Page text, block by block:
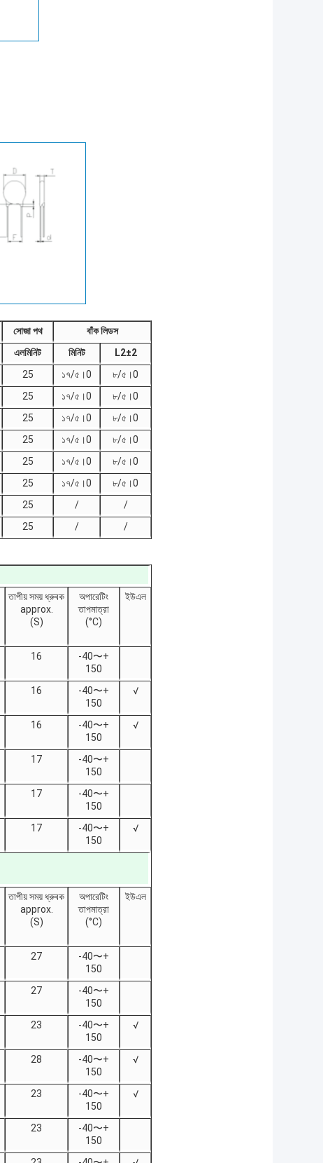
সোজা পথ
বাঁক লিডস
এলমিনিট মিনিট
L2±2
25 ১৭/৫।0
৮/৫।0
25 ১৭/৫।0
৮/৫।0
25 ১৭/৫।0
৮/৫।0
25 ১৭/৫।0
৮/৫।0
25 ১৭/৫।0
৮/৫।0
25 ১৭/৫।0
৮/৫।0
25 /
/
25 / /
তাপীয় সময় ধ্রুবক
approx.
(S)
অপারেটিং
তাপমাত্রা
(°C)
ইউএল
16
-40〜+
150
16
-40〜+
150
√
16
-40〜+
150
√
17
-40〜+
150
17
-40〜+
150
17
-40〜+
150
√
তাপীয় সময় ধ্রুবক
approx.
(S)
অপারেটিং
তাপমাত্রা
(°C)
ইউএল
27
-40〜+
150
27
-40〜+
150
23
-40〜+
150
√
28
-40〜+
150
√
23
-40〜+
150
√
23
-40〜+
150